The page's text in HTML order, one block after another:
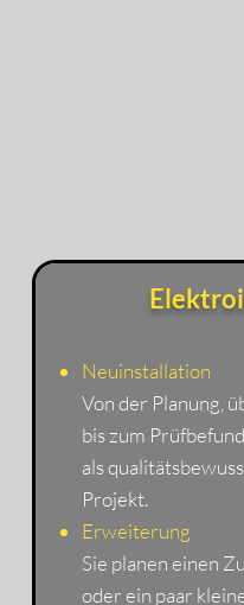
Neuinstallation
Von der Planung,
bis zum
als
Projekt.
Erweiterung​
Sie planen einen
oder ein paar